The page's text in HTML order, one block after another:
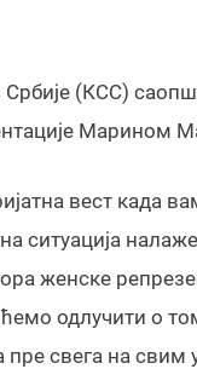
(КСС)
Марином
вест када
ситуација
женске
одлучити о
пре свега на